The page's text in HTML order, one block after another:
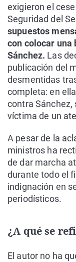
exigieron el
Seguridad del
supuestos
con colocar una
Sánchez. Las
publicación del
desmentidas
completa: en
contra
víctima de un
A pesar de la
ministros ha
de dar marcha
durante todo el
indignación en
periodísticos.
¿A qué se
El autor no ha